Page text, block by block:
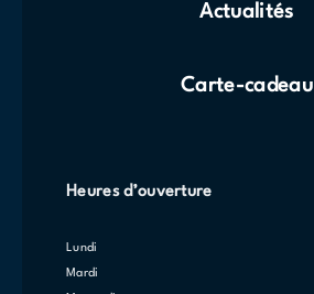
Actualités
Carte-cadeau
Heures d’ouverture
lundi
mardi